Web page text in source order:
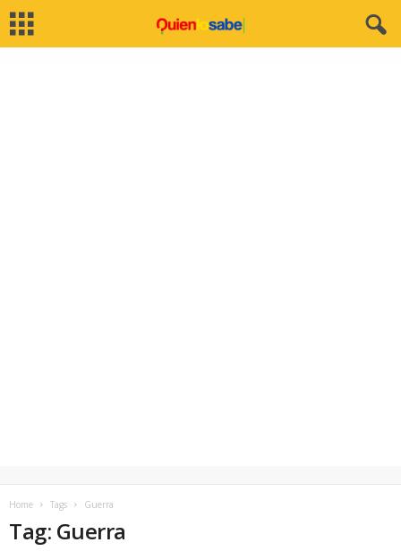
Home Tags Guerra
Tag: Guerra